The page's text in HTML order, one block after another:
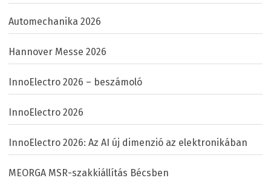
Automechanika 2026
Hannover Messe 2026
InnoElectro 2026 – beszámoló
InnoElectro 2026
InnoElectro 2026: Az AI új dimenzió az elektronikában
MEORGA MSR-szakkiállítás Bécsben